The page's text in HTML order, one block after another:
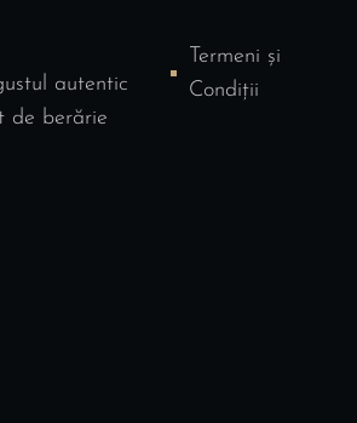
autentic
de berărie
Termeni și
Condiții